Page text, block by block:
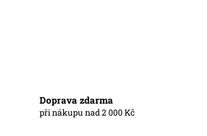
Doprava zdarma
při nákupu nad 2 000 Kč